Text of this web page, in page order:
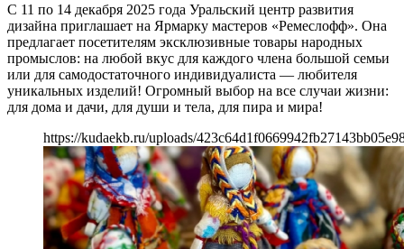
С 11 по 14 декабря 2025 года Уральский центр развития
дизайна приглашает на Ярмарку мастеров «Ремеслофф». Она
предлагает посетителям эксклюзивные товары народных
промыслов: на любой вкус для каждого члена большой семьи
или для самодостаточного индивидуалиста — любителя
уникальных изделий! Огромный выбор на все случаи жизни:
для дома и дачи, для души и тела, для пира и мира!
https://kudaekb.ru/uploads/